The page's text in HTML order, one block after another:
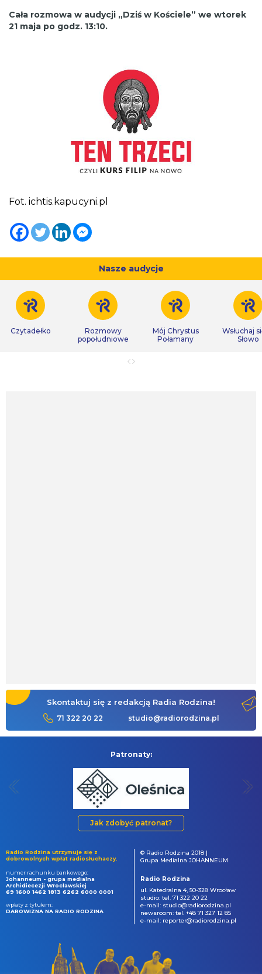
Cała rozmowa w audycji „Dziś w Kościele” we wtorek
21 maja po godz. 13:10.
Fot. ichtis.kapucyni.pl
Nasze audycje
Czytadełko
Rozmowy
popołudniowe
Mój Chrystus
Połamany
Wsłuchaj
Słowo
Skontaktuj się z redakcją Radia Rodzina!
71 322 20 22 studio@radiorodzina.pl
Patronaty:
Jak zdobyć patronat?
Radio Rodzina utrzymuje się z
dobrowolnych wpłat radiosłuchaczy.
numer rachunku bankowego:
Johanneum - grupa medialna
Archidiecezji Wrocławskiej
69 1600 1462 1813 6262 6000 0001
wpłaty z tytułem:
DAROWIZNA NA RADIO RODZINA
© Radio Rodzina 2018 |
Grupa Medialna JOHANNEUM
Radio Rodzina
ul. Katedralna 4, 50-328 Wrocław
studio: tel. 71 322 20 22
e-mail: studio@radiorodzina.pl
newsroom: tel. +48 71 327 12 85
e-mail: reporter@radiorodzina.pl